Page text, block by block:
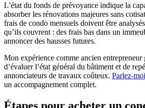
L’état du fonds de prévoyance indique la
absorber les rénovations majeures sans
frais de condo mensuels doivent être
qu’ils couvrent : des frais bas dans un
annoncer des hausses futures.
Mon expérience comme ancien entrepreneur
d’évaluer l’état général du bâtiment et de
annonciateurs de travaux coûteux. Parlez-
un accompagnement complet.
Étapes pour acheter un